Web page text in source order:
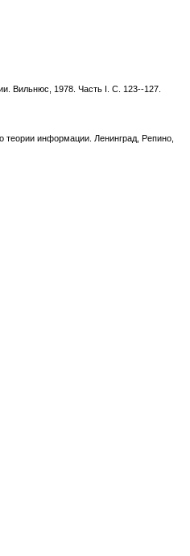
Вильнюс, 1978. Часть I. С. 123--127.
информации. Ленинград, Репино,